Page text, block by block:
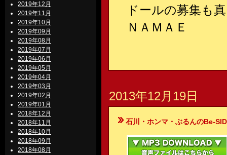
2019年12月
2019年11月
2019年10月
2019年09月
2019年08月
2019年07月
2019年06月
2019年05月
2019年04月
2019年03月
2019年02月
2019年01月
2018年12月
2018年11月
2018年10月
2018年09月
2018年08月
ドールの募集も
ＮＡＭＡＥ
2013年12月19日
石川・ホンマ・ぶるんのBe-